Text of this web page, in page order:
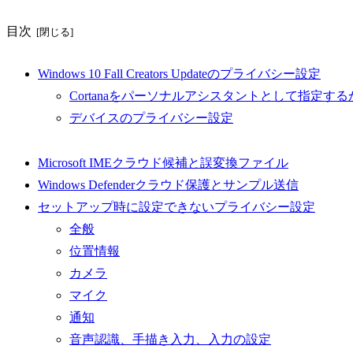
目次
Windows 10 Fall Creators Updateのプライバシー設定
Cortanaをパーソナルアシスタントとして指定する
デバイスのプライバシー設定
Microsoft IMEクラウド候補と誤変換ファイル
Windows Defenderクラウド保護とサンプル送信
セットアップ時に設定できないプライバシー設定
全般
位置情報
カメラ
マイク
通知
音声認識、手描き入力、入力の設定